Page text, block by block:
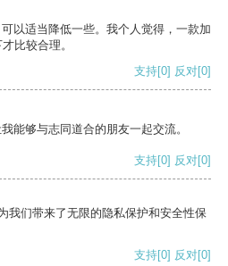
以适当降低一些。我个人觉得，一款加
比较合理。
支持[0] 反对[0]
能够与志同道合的朋友一起交流。
支持[0] 反对[0]
我们带来了无限的隐私保护和安全性保
支持[0] 反对[0]